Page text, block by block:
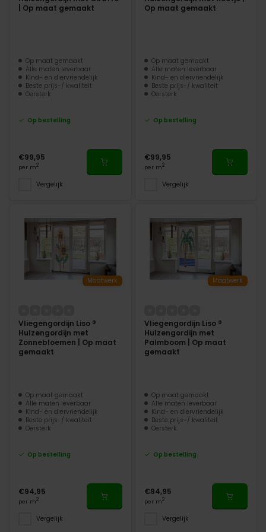
| Op maat gemaakt
Op maat gemaakt
Alle maten leverbaar
Kind- en diervriendelijk
Beste prijs-/ kwaliteit
Oersterk
Op bestelling
€99,95
per m2
Vergelijk
Op maat gemaakt
Op maat gemaakt
Alle maten leverbaar
Kind- en diervriendelijk
Beste prijs-/ kwaliteit
Oersterk
Op bestelling
€99,95
per m2
Vergelijk
Maatwerk
Vliegengordijn Liso ®
Hulzengordijn met
Zonnebloemen | Op maat
gemaakt
Op maat gemaakt
Alle maten leverbaar
Kind- en diervriendelijk
Beste prijs-/ kwaliteit
Oersterk
Op bestelling
€94,95
per m2
Vergelijk
Maatwerk
Vliegengordijn Liso ®
Hulzengordijn met
Palmboom | Op maat
gemaakt
Op maat gemaakt
Alle maten leverbaar
Kind- en diervriendelijk
Beste prijs-/ kwaliteit
Oersterk
Op bestelling
€94,95
per m2
Vergelijk